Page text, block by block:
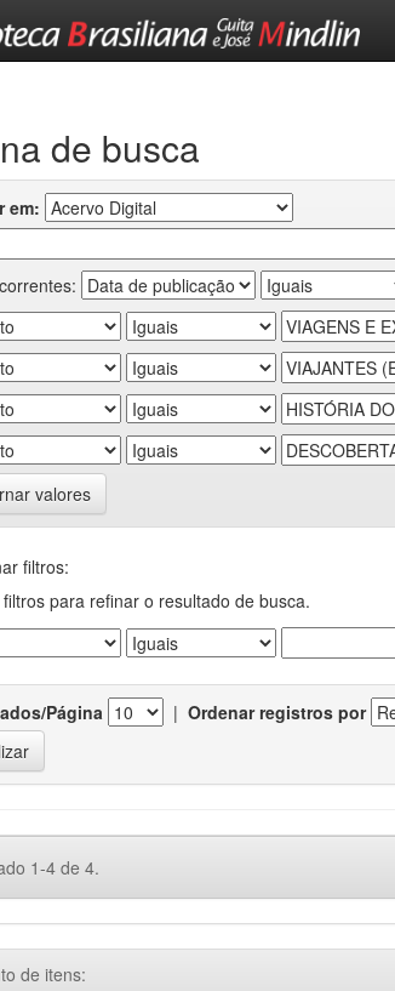
de busca
em:
valores
filtros:
filtros para refinar o resultado de busca.
Página | Ordenar registros por
1-4 de 4.
de itens: